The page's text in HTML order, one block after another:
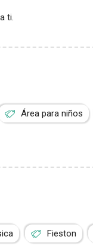
ti.
Área para niños
Fieston